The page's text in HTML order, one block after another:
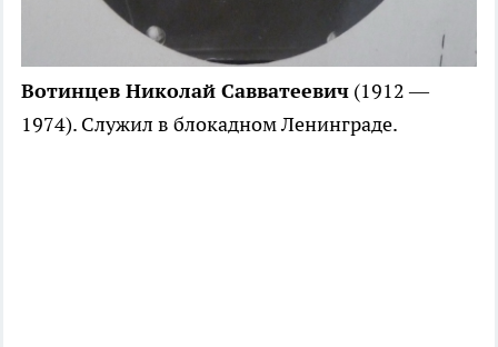
Вотинцев Николай Савватеевич (1912 —
1974). Служил в блокадном Ленинграде.